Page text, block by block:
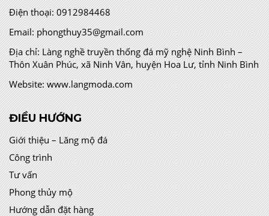
Điện thoại: 0912984468
Email: phongthuy35@gmail.com
Địa chỉ:Làng nghề truyền thống đá mỹ nghệ Ninh Bình –
Thôn Xuân Phúc, xã Ninh Vân, huyện Hoa Lư, tỉnh Ninh Bình
Website: www.langmoda.com
ĐIỀU HƯỚNG
Giới thiệu – Lăng mộ đá
Công trình
Tư vấn
Phong thủy mộ
Hướng dẫn đặt hàng